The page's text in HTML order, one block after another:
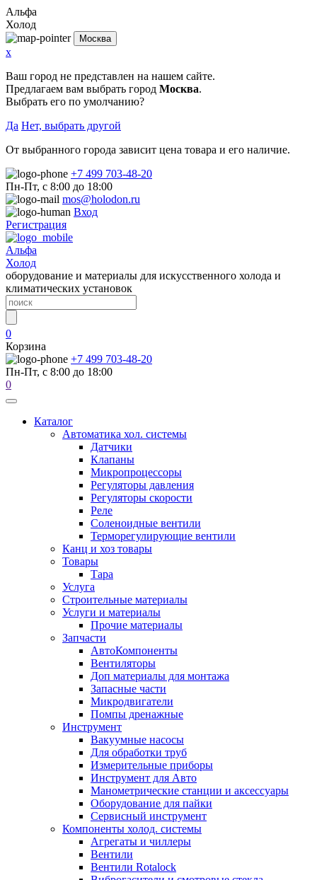
Альфа
Холод
Москва
x
Ваш город не представлен на нашем сайте.
Предлагаем вам выбрать город Москва.
Выбрать его по умолчанию?
Да Нет, выбрать другой
От выбранного города зависит цена товара и его наличие.
+7 499 703-48-20
Пн-Пт, с 8:00 до 18:00
mos@holodon.ru
Вход
Регистрация
Альфа
Холод
оборудование и материалы для искусственного холода и
климатических установок
0
Корзина
+7 499 703-48-20
Пн-Пт, с 8:00 до 18:00
0
Каталог
Автоматика хол. системы
Датчики
Клапаны
Микропроцессоры
Регуляторы давления
Регуляторы скорости
Реле
Соленоидные вентили
Терморегулирующие вентили
Канц и хоз товары
Товары
Тара
Услуга
Строительные материалы
Услуги и материалы
Прочие материалы
Запчасти
АвтоКомпоненты
Вентиляторы
Доп материалы для монтажа
Запасные части
Микродвигатели
Помпы дренажные
Инструмент
Вакуумные насосы
Для обработки труб
Измерительные приборы
Инструмент для Авто
Манометрические станции и аксессуары
Оборудование для пайки
Сервисный инструмент
Компоненты холод. системы
Агрегаты и чиллеры
Вентили
Вентили Rotalock